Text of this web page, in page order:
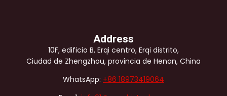
Address
10F, edificio B, Erqi centro, Erqi distrito,
Ciudad de Zhengzhou, provincia de Henan, China
WhatsApp: +86 18973419064